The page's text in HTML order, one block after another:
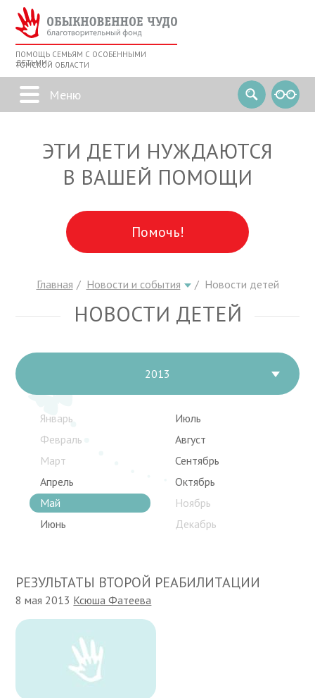
ПОМОЩЬ СЕМЬЯМ С ОСОБЕННЫМИ
ДЕТЬМИ
ТОМСКОЙ ОБЛАСТИ
ЭТИ ДЕТИ НУЖДАЮТСЯ
В ВАШЕЙ ПОМОЩИ
Помочь!
Главная Новости и события Новости детей
НОВОСТИ ДЕТЕЙ
2013
Январь
Февраль
Март
Апрель
Май
Июнь
Июль
Август
Сентябрь
Октябрь
Ноябрь
Декабрь
РЕЗУЛЬТАТЫ ВТОРОЙ РЕАБИЛИТАЦИИ
8 мая 2013 Ксюша Фатеева